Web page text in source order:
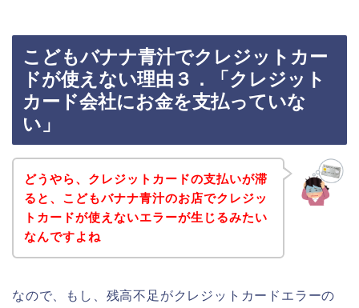
こどもバナナ青汁でクレジットカー
ドが使えない理由３．「クレジット
カード会社にお金を支払っていな
い」
どうやら、クレジットカードの支払いが滞
ると、こどもバナナ青汁のお店でクレジッ
トカードが使えないエラーが生じるみたい
なんですよね
なので、もし、残高不足がクレジットカードエラーの